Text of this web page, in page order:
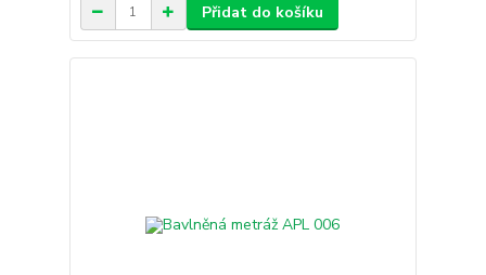
Přidat do košíku